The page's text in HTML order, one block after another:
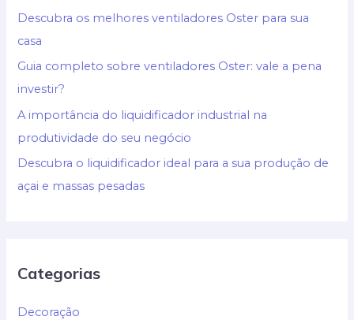
Descubra os melhores ventiladores Oster para sua
casa
Guia completo sobre ventiladores Oster: vale a pena
investir?
A importância do liquidificador industrial na
produtividade do seu negócio
Descubra o liquidificador ideal para a sua produção de
açai e massas pesadas
Categorias
Decoração